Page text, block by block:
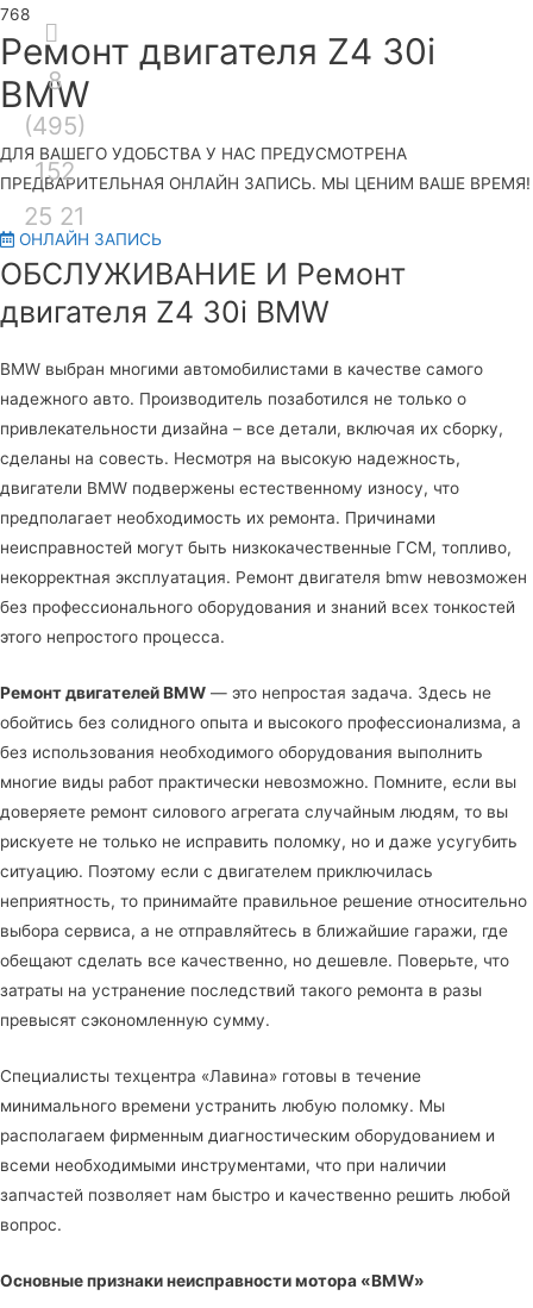
Секция
над
шапкой
8
(495)
152
25 21
Ремонт двигателя Z4 30i
BMW
ДЛЯ ВАШЕГО УДОБСТВА У НАС ПРЕДУСМОТРЕНА
ПРЕДВАРИТЕЛЬНАЯ ОНЛАЙН ЗАПИСЬ. МЫ ЦЕНИМ ВАШЕ ВРЕМЯ!
ОНЛАЙН ЗАПИСЬ
ОБСЛУЖИВАНИЕ И Ремонт
двигателя Z4 30i BMW
BMW выбран многими автомобилистами в качестве самого
надежного авто. Производитель позаботился не только о
привлекательности дизайна – все детали, включая их сборку,
сделаны на совесть. Несмотря на высокую надежность,
двигатели BMW подвержены естественному износу, что
предполагает необходимость их ремонта. Причинами
неисправностей могут быть низкокачественные ГСМ, топливо,
некорректная эксплуатация. Ремонт двигателя bmw невозможен
без профессионального оборудования и знаний всех тонкостей
этого непростого процесса.
Ремонт двигателей BMW — это непростая задача. Здесь не
обойтись без солидного опыта и высокого профессионализма, а
без использования необходимого оборудования выполнить
многие виды работ практически невозможно. Помните, если вы
доверяете ремонт силового агрегата случайным людям, то вы
рискуете не только не исправить поломку, но и даже усугубить
ситуацию. Поэтому если с двигателем приключилась
неприятность, то принимайте правильное решение относительно
выбора сервиса, а не отправляйтесь в ближайшие гаражи, где
обещают сделать все качественно, но дешевле. Поверьте, что
затраты на устранение последствий такого ремонта в разы
превысят сэкономленную сумму.
Специалисты техцентра «Лавина» готовы в течение
минимального времени устранить любую поломку. Мы
располагаем фирменным диагностическим оборудованием и
всеми необходимыми инструментами, что при наличии
запчастей позволяет нам быстро и качественно решить любой
вопрос.
Основные признаки неисправности мотора «BMW»